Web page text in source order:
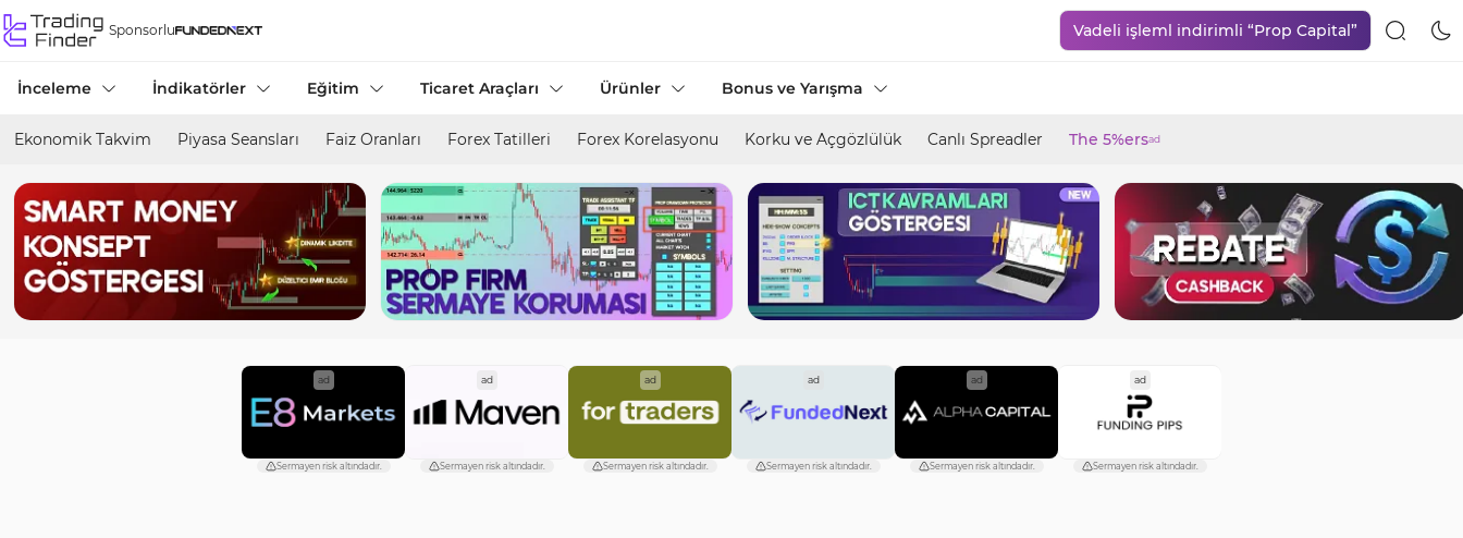
Sponsorlu Vadeli işleml indirimli “Prop Capital”
İnceleme İndikatörler Eğitim Ticaret Araçları Ürünler Bonus ve Yarışma
Ekonomik Takvim Piyasa Seansları Faiz Oranları Forex Tatilleri Forex Korelasyonu Korku ve Açgözlülük Canlı Spreadler The 5%ersad
ad
Sermayen risk altındadır.
ad
Sermayen risk altındadır.
ad
Sermayen risk altındadır.
ad
Sermayen risk altındadır.
ad
Sermayen risk altındadır.
ad
Sermayen risk altındadır.